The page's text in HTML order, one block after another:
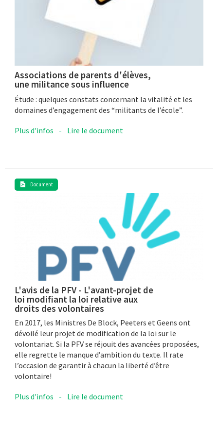
Associations de parents d'élèves,
une militance sous influence
Étude : quelques constats concernant la vitalité et les
domaines d’engagement des “militants de l’école”.
Plus d'infos - Lire le document
Document
L'avis de la PFV - L'avant-projet de
loi modifiant la loi relative aux
droits des volontaires
En 2017, les Ministres De Block, Peeters et Geens ont
dévoilé leur projet de modification de la loi sur le
volontariat. Si la PFV se réjouit des avancées proposées,
elle regrette le manque d’ambition du texte. Il rate
l’occasion de garantir à chacun la liberté d’être
volontaire!
Plus d'infos - Lire le document